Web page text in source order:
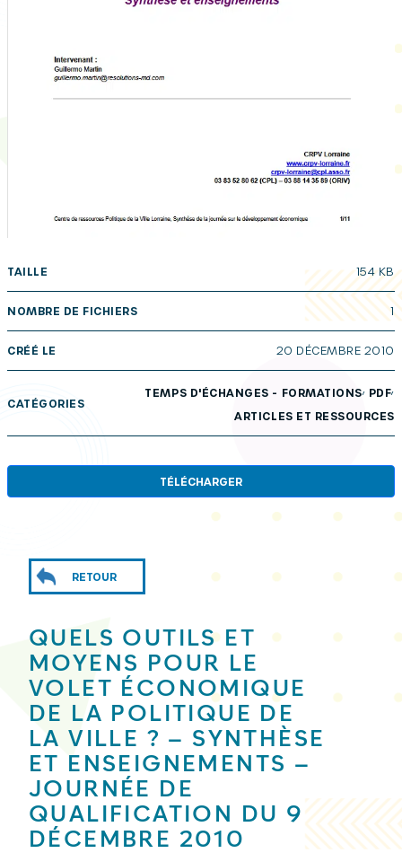
TAILLE 154 KB
NOMBRE DE FICHIERS 1
CRÉÉ LE 20 DÉCEMBRE 2010
CATÉGORIES
TEMPS D'ÉCHANGES - FORMATIONS, PDF,
ARTICLES ET RESSOURCES
TÉLÉCHARGER
RETOUR
QUELS OUTILS ET
MOYENS POUR LE
VOLET ÉCONOMIQUE
DE LA POLITIQUE DE
LA VILLE ? – SYNTHÈSE
ET ENSEIGNEMENTS –
JOURNÉE DE
QUALIFICATION DU 9
DÉCEMBRE 2010